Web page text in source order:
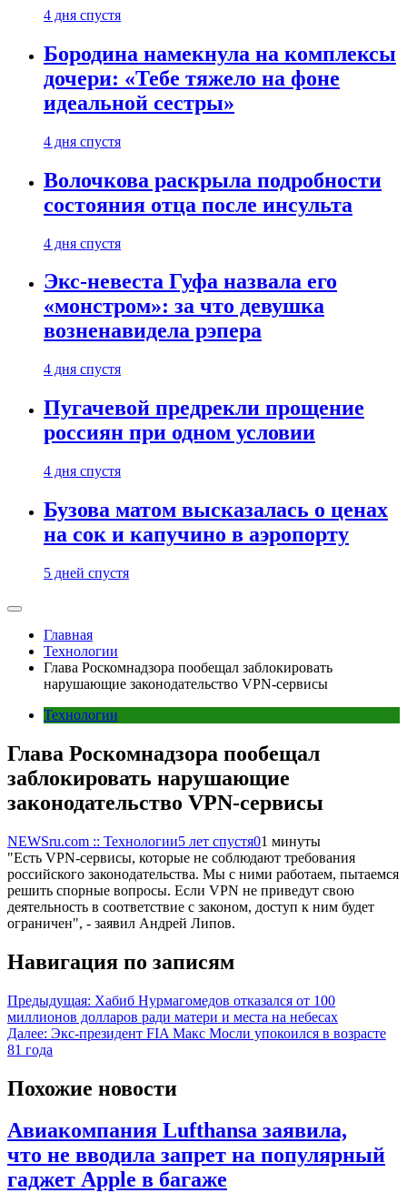
4 дня спустя
Бородина намекнула на комплексы
дочери: «Тебе тяжело на фоне
идеальной сестры»
4 дня спустя
Волочкова раскрыла подробности
состояния отца после инсульта
4 дня спустя
Экс-невеста Гуфа назвала его
«монстром»: за что девушка
возненавидела рэпера
4 дня спустя
Пугачевой предрекли прощение
россиян при одном условии
4 дня спустя
Бузова матом высказалась о ценах
на сок и капучино в аэропорту
5 дней спустя
Главная
Технологии
Глава Роскомнадзора пообещал заблокировать
нарушающие законодательство VPN-сервисы
Технологии
Глава Роскомнадзора пообещал
заблокировать нарушающие
законодательство VPN-сервисы
NEWSru.com :: Технологии5 лет спустя01 минуты
"Есть VPN-сервисы, которые не соблюдают требования
российского законодательства. Мы с ними работаем, пытаемся
решить спорные вопросы. Если VPN не приведут свою
деятельность в соответствие с законом, доступ к ним будет
ограничен", - заявил Андрей Липов.
Навигация по записям
Предыдущая: Хабиб Нурмагомедов отказался от 100
миллионов долларов ради матери и места на небесах
Далее: Экс-президент FIA Макс Мосли упокоился в возрасте
81 года
Похожие новости
Авиакомпания Lufthansa заявила,
что не вводила запрет на популярный
гаджет Apple в багаже